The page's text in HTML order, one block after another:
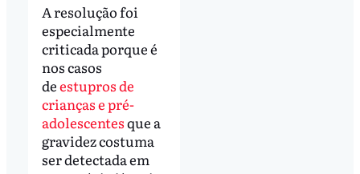
A resolução foi
especialmente
criticada porque é
nos casos
deestupros de
crianças e pré-
adolescentesque a
gravidez costuma
ser detectada em